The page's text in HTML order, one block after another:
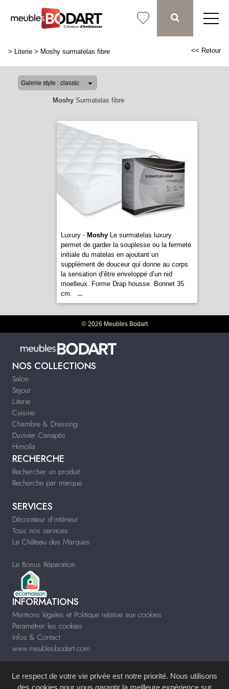
> Literie > Moshy surmatelas fibre << Retour
MoshySurmatelas fibre
Luxury - MoshyLe surmatelas luxury
permet de garder la souplesse ou la fermeté
initiale du matelas en ajoutant un
supplément de douceur qui donne au corps
la sensation d’être enveloppé d’un nid
moelleux. Forme Drap housse. Bonnet 35
cm.
...
© 2026 Meubles Bodart
NOS COLLECTIONS
Salon
Sejour
Literie
Cuisine
Chambre & Dressing
Duvivier Canapés
Himolla
RECHERCHE
Rechercher un produit
Recherche par marque
SERVICES
Décorateur d'intérieur
Tous nos services
Le Château des Marques
Le Bonus Réparation
INFORMATIONS
Mentions légales et Politique relative aux cookies
Paramétrer les cookies
Infos & Contact
www.meublesbodart.com
Le respect de votre vie privée est notre priorité. Nous utilisons
des cookies pour vous garantir la meilleure expérience sur